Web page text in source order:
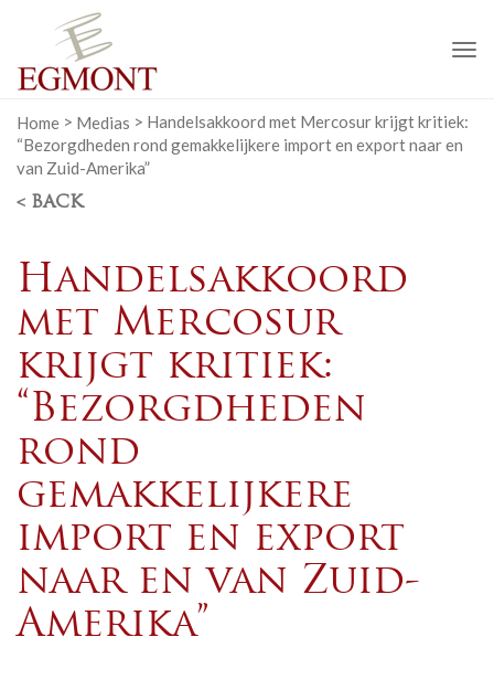
Home > Medias > Handelsakkoord met Mercosur krijgt kritiek:
“Bezorgdheden rond gemakkelijkere import en export naar en
van Zuid-Amerika”
< BACK
Handelsakkoord
met Mercosur
krijgt kritiek:
“Bezorgdheden
rond
gemakkelijkere
import en export
naar en van Zuid-
Amerika”